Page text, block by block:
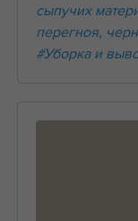
сыпучих
перегноя,
#Уборка и